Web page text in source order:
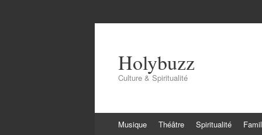
Holybuzz
Culture & Spiritualité
Musique Théâtre Spiritualité